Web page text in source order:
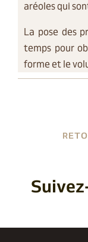
aréoles qui
La pose des
temps pour
forme et le